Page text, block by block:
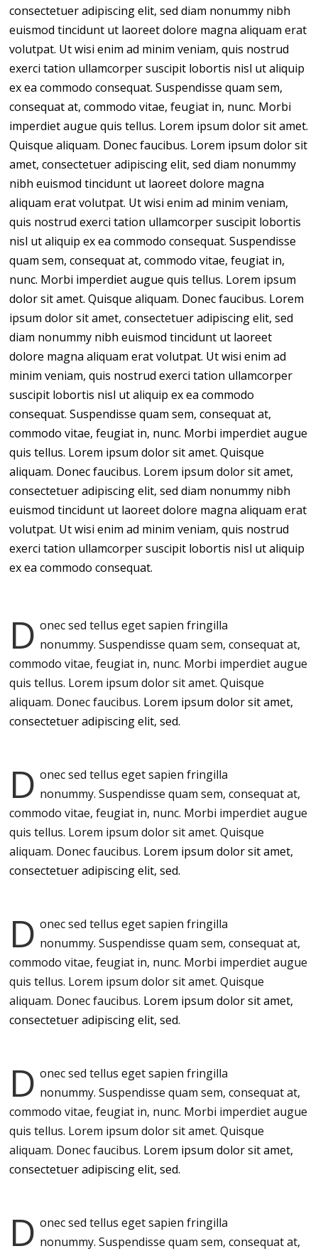
consectetuer adipiscing elit, sed diam nonummy nibh
euismod tincidunt ut laoreet dolore magna aliquam erat
volutpat. Ut wisi enim ad minim veniam, quis nostrud
exerci tation ullamcorper suscipit lobortis nisl ut aliquip
ex ea commodo consequat. Suspendisse quam sem,
consequat at, commodo vitae, feugiat in, nunc. Morbi
imperdiet augue quis tellus. Lorem ipsum dolor sit amet.
Quisque aliquam. Donec faucibus. Lorem ipsum dolor sit
amet, consectetuer adipiscing elit, sed diam nonummy
nibh euismod tincidunt ut laoreet dolore magna
aliquam erat volutpat. Ut wisi enim ad minim veniam,
quis nostrud exerci tation ullamcorper suscipit lobortis
nisl ut aliquip ex ea commodo consequat. Suspendisse
quam sem, consequat at, commodo vitae, feugiat in,
nunc. Morbi imperdiet augue quis tellus. Lorem ipsum
dolor sit amet. Quisque aliquam. Donec faucibus. Lorem
ipsum dolor sit amet, consectetuer adipiscing elit, sed
diam nonummy nibh euismod tincidunt ut laoreet
dolore magna aliquam erat volutpat. Ut wisi enim ad
minim veniam, quis nostrud exerci tation ullamcorper
suscipit lobortis nisl ut aliquip ex ea commodo
consequat. Suspendisse quam sem, consequat at,
commodo vitae, feugiat in, nunc. Morbi imperdiet augue
quis tellus. Lorem ipsum dolor sit amet. Quisque
aliquam. Donec faucibus. Lorem ipsum dolor sit amet,
consectetuer adipiscing elit, sed diam nonummy nibh
euismod tincidunt ut laoreet dolore magna aliquam erat
volutpat. Ut wisi enim ad minim veniam, quis nostrud
exerci tation ullamcorper suscipit lobortis nisl ut aliquip
ex ea commodo consequat.
D onec sed tellus eget sapien fringilla
nonummy.Suspendisse quam sem, consequat at,
commodo vitae, feugiat in, nunc. Morbi imperdiet augue
quis tellus. Lorem ipsum dolor sit amet. Quisque
aliquam. Donec faucibus. Lorem ipsum dolor sit amet,
consectetuer adipiscing elit, sed.
D onec sed tellus eget sapien fringilla
nonummy.Suspendisse quam sem, consequat at,
commodo vitae, feugiat in, nunc. Morbi imperdiet augue
quis tellus. Lorem ipsum dolor sit amet. Quisque
aliquam. Donec faucibus. Lorem ipsum dolor sit amet,
consectetuer adipiscing elit, sed.
D onec sed tellus eget sapien fringilla
nonummy.Suspendisse quam sem, consequat at,
commodo vitae, feugiat in, nunc. Morbi imperdiet augue
quis tellus. Lorem ipsum dolor sit amet. Quisque
aliquam. Donec faucibus. Lorem ipsum dolor sit amet,
consectetuer adipiscing elit, sed.
D onec sed tellus eget sapien fringilla
nonummy.Suspendisse quam sem, consequat at,
commodo vitae, feugiat in, nunc. Morbi imperdiet augue
quis tellus. Lorem ipsum dolor sit amet. Quisque
aliquam. Donec faucibus. Lorem ipsum dolor sit amet,
consectetuer adipiscing elit, sed.
D onec sed tellus eget sapien fringilla
nonummy.Suspendisse quam sem, consequat at,